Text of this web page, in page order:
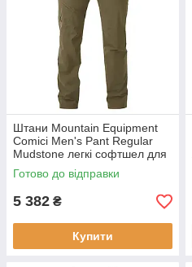
Штани Mountain Equipment
Comici Men's Pant Regular
Mudstone легкі софтшел для
трекінгу довжина Regular
матеріал EXOLITE 125
Готово до відправки
5 382 ₴
Купити